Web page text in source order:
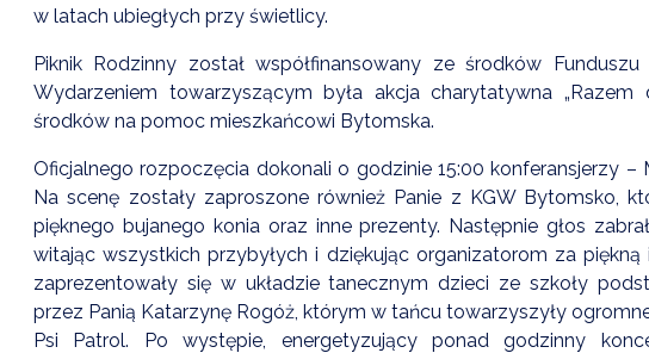
w latach ubiegłych przy świetlicy.
Piknik Rodzinny został współfinansowany ze środków
Wydarzeniem towarzyszącym była akcja charytatywna „Razem
środków na pomoc mieszkańcowi Bytomska.
Oficjalnego rozpoczęcia dokonali o godzinie 15:00 konferansjerzy –
Na scenę zostały zaproszone również Panie z KGW Bytomsko,
pięknego bujanego konia oraz inne prezenty. Następnie głos
witając wszystkich przybyłych i dziękując organizatorom za
zaprezentowały się w układzie tanecznym dzieci ze szkoły
przez Panią Katarzynę Rogóż, którym w tańcu towarzyszyły
Psi Patrol. Po występie, energetyzujący ponad godzinny